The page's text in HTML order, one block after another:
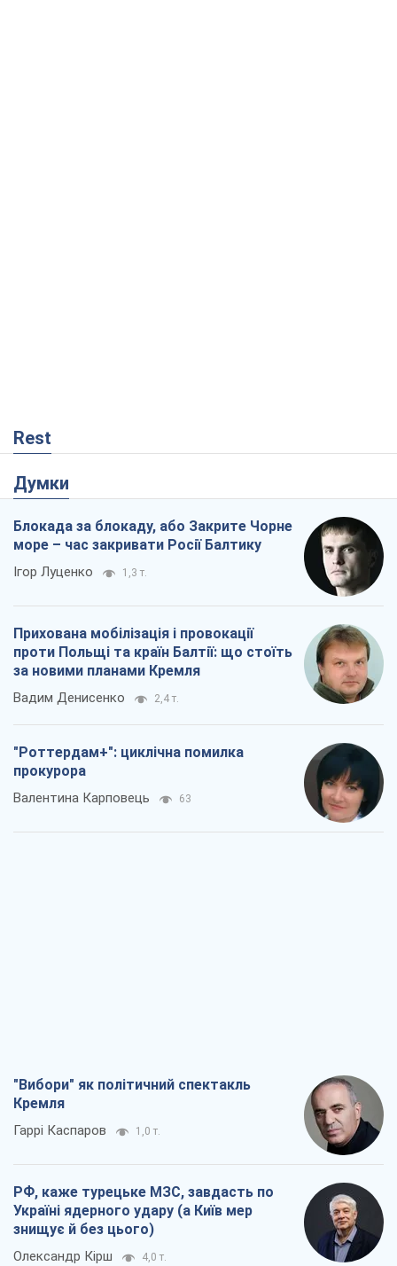
Rest
Думки
Блокада за блокаду, або Закрите Чорне
море – час закривати Росії Балтику
Ігор Луценко 1,3 т.
Прихована мобілізація і провокації
проти Польщі та країн Балтії: що стоїть
за новими планами Кремля
Вадим Денисенко 2,4 т.
"Роттердам+": циклічна помилка
прокурора
Валентина Карповець 63
"Вибори" як політичний спектакль
Кремля
Гаррі Каспаров 1,0 т.
РФ, каже турецьке МЗС, завдасть по
Україні ядерного удару (а Київ мер
знищує й без цього)
Олександр Кірш 4,0 т.